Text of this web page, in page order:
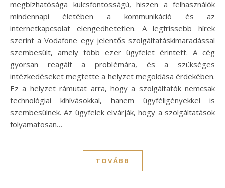
megbízhatósága kulcsfontosságú, hiszen a felhasználók
mindennapi életében a kommunikáció és az
internetkapcsolat elengedhetetlen. A legfrissebb hírek
szerint a Vodafone egy jelentős szolgáltatáskimaradással
szembesült, amely több ezer ügyfelet érintett. A cég
gyorsan reagált a problémára, és a szükséges
intézkedéseket megtette a helyzet megoldása érdekében.
Ez a helyzet rámutat arra, hogy a szolgáltatók nemcsak
technológiai kihívásokkal, hanem ügyféligényekkel is
szembesülnek. Az ügyfelek elvárják, hogy a szolgáltatások
folyamatosan…
TOVÁBB